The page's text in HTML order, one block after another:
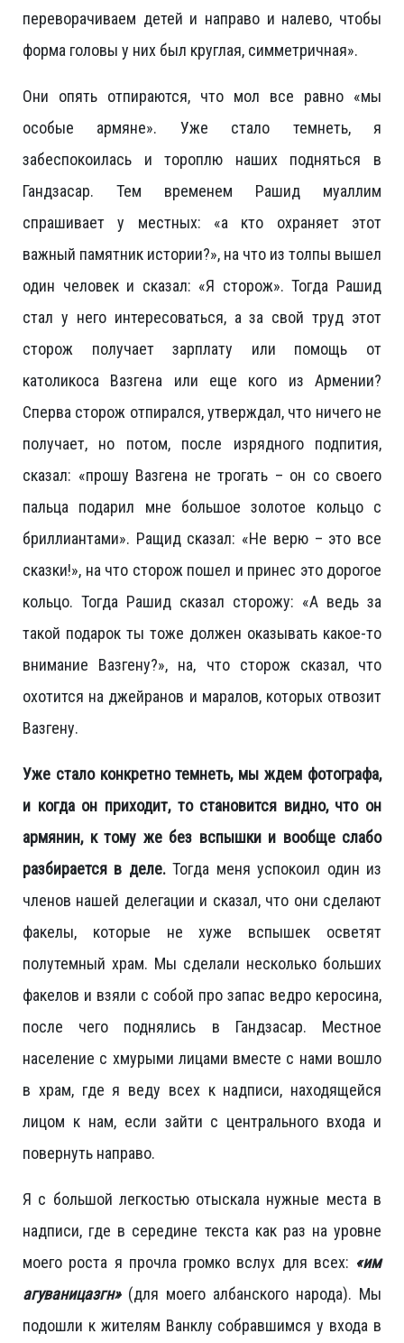
переворачиваем детей и направо и налево, чтобы
форма головы у них был круглая, симметричная».
Они опять отпираются, что мол все равно «мы
особые армяне». Уже стало темнеть, я
забеспокоилась и тороплю наших подняться в
Гандзасар. Тем временем Рашид муаллим
спрашивает у местных: «а кто охраняет этот
важный памятник истории?», на что из толпы вышел
один человек и сказал: «Я сторож». Тогда Рашид
стал у него интересоваться, а за свой труд этот
сторож получает зарплату или помощь от
католикоса Вазгена или еще кого из Армении?
Сперва сторож отпирался, утверждал, что ничего не
получает, но потом, после изрядного подпития,
сказал: «прошу Вазгена не трогать – он со своего
пальца подарил мне большое золотое кольцо с
бриллиантами». Ращид сказал: «Не верю – это все
сказки!», на что сторож пошел и принес это дорогое
кольцо. Тогда Рашид сказал сторожу: «А ведь за
такой подарок ты тоже должен оказывать какое-то
внимание Вазгену?», на, что сторож сказал, что
охотится на джейранов и маралов, которых отвозит
Вазгену.
Уже стало конкретно темнеть, мы ждем фотографа,
и когда он приходит, то становится видно, что он
армянин, к тому же без вспышки и вообще слабо
разбирается в деле.Тогда меня успокоил один из
членов нашей делегации и сказал, что они сделают
факелы, которые не хуже вспышек осветят
полутемный храм. Мы сделали несколько больших
факелов и взяли с собой про запас ведро керосина,
после чего поднялись в Гандзасар. Местное
население с хмурыми лицами вместе с нами вошло
в храм, где я веду всех к надписи, находящейся
лицом к нам, если зайти с центрального входа и
повернуть направо.
Я с большой легкостью отыскала нужные места в
надписи, где в середине текста как раз на уровне
моего роста я прочла громко вслух для всех: «им
агуваницазгн» (для моего албанского народа). Мы
подошли к жителям Ванклу собравшимся у входа в